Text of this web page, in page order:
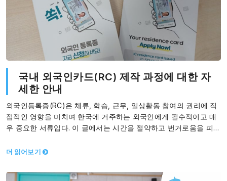
국내 외국인카드(RC) 제작 과정에 대한 자
세한 안내
외국인등록증(RC)은 체류, 학습, 근무, 일상활동 참여의 권리에 직
접적인 영향을 미치며 한국에 거주하는 외국인에게 필수적이고 매
우 중요한 서류입다. 이 글에서는 시간을 절약하고 번거로움을 피하
더 읽어보기